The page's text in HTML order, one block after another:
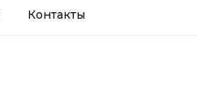
Контакты